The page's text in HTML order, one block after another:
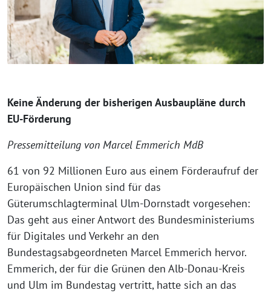
Keine Änderung der bisherigen Ausbaupläne durch
EU-Förderung
Pressemitteilung von Marcel Emmerich MdB
61 von 92 Millionen Euro aus einem Förderaufruf der
Europäischen Union sind für das
Güterumschlagterminal Ulm-Dornstadt vorgesehen:
Das geht aus einer Antwort des Bundesministeriums
für Digitales und Verkehr an den
Bundestagsabgeordneten Marcel Emmerich hervor.
Emmerich, der für die Grünen den Alb-Donau-Kreis
und Ulm im Bundestag vertritt, hatte sich an das